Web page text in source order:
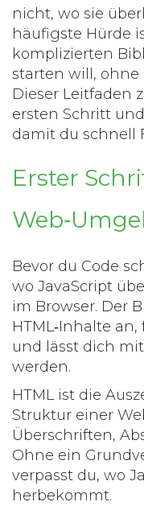
nicht, wo sie
häufigste Hürde
komplizierten
starten will, ohne
Dieser Leitfaden
ersten Schritt
damit du schnell
Erster
Bevor du Code
wo JavaScript
im Browser. Der
HTML‑Inhalte
und lässt dich
werden.
HTMList die
Struktur einer
Überschriften,
Ohne ein
verpasst du, wo
herbekommt.